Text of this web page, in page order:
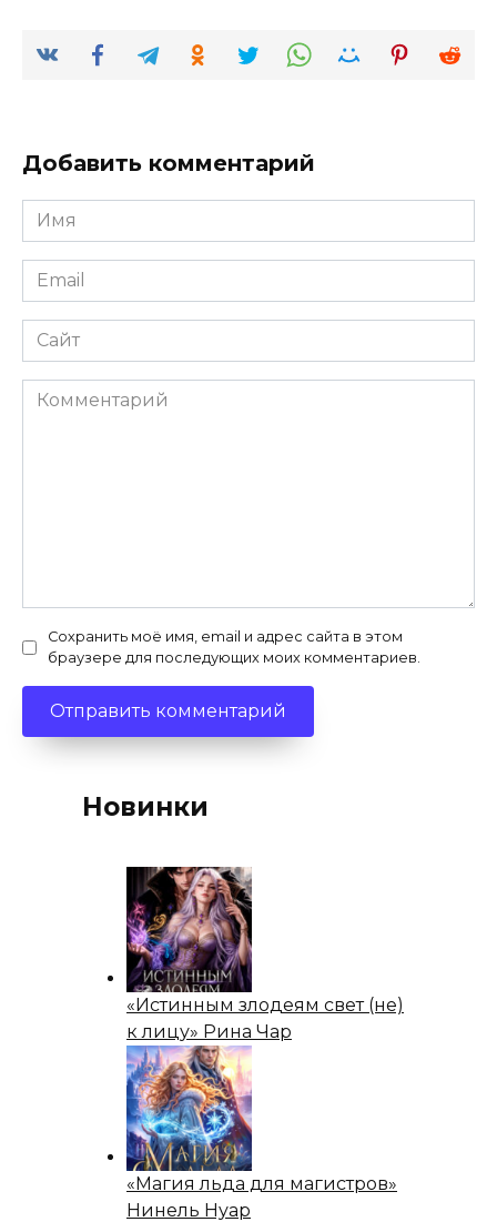
Добавить комментарий
Имя
*
Email
*
Сайт
Комментарий
Сохранить моё имя, email и адрес сайта в этом
браузере для последующих моих комментариев.
Новинки
«Истинным злодеям свет (не)
к лицу» Рина Чар
«Магия льда для магистров»
Нинель Нуар